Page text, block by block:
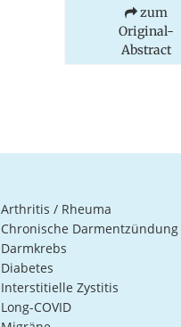
zum
Original-
Abstract
Arthritis / Rheuma
Chronische Darmentzündung
Darmkrebs
Diabetes
Interstitielle Zystitis
Long-COVID